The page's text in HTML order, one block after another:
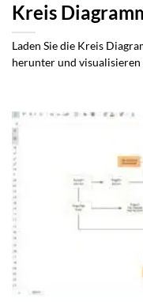
Kreis
Laden Sie die Kreis
herunter und